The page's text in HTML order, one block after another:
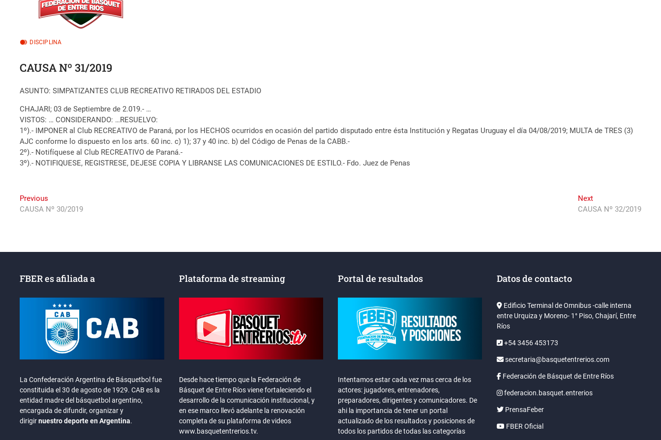
DISCIPLINA
CAUSA Nº 31/2019
ASUNTO: SIMPATIZANTES CLUB RECREATIVO RETIRADOS DEL ESTADIO
CHAJARI; 03 de Septiembre de 2.019.- …
VISTOS: … CONSIDERANDO: …RESUELVO:
1º).- IMPONER al Club RECREATIVO de Paraná, por los HECHOS ocurridos en ocasión del partido disputado entre ésta Institución y Regatas Uruguay el día 04/08/2019; MULTA de TRES (3)
AJC conforme lo dispuesto en los arts. 60 inc. c) 1); 37 y 40 inc. b) del Código de Penas de la CABB.-
2º).- Notifíquese al Club RECREATIVO de Paraná.-
3º).- NOTIFIQUESE, REGISTRESE, DEJESE COPIA Y LIBRANSE LAS COMUNICACIONES DE ESTILO.- Fdo. Juez de Penas
Navegación
de
Previous
post:
CAUSA Nº 30/2019
NextNext
post:
CAUSA Nº 32/2019
FBER es afiliada a
La Confederación Argentina de Básquetbol fue
constituida el 30 de agosto de 1929. CAB es la
entidad madre del básquetbol argentino,
encargada de difundir, organizar y
dirigirnuestro deporte en Argentina.
Plataforma de streaming
Desde hace tiempo que la Federación de
Básquet de Entre Ríos viene fortaleciendo el
desarrollo de la comunicación institucional, y
en ese marco llevó adelante la renovación
completa de su plataforma de videos
www.basquetentrerios.tv.
Portal de resultados
Intentamos estar cada vez mas cerca de los
actores: jugadores, entrenadores,
preparadores, dirigentes y comunicadores. De
ahi la importancia de tener un portal
actualizado de los resultados y posiciones de
todos los partidos de todas las categorías
Datos de contacto
Edificio Terminal de Omnibus -calle interna
entre Urquiza y Moreno- 1° Piso, Chajarí, Entre
Ríos
+54 3456 453173
secretaria@basquetentrerios.com
Federación de Básquet de Entre Ríos
federacion.basquet.entrerios
PrensaFeber
FBER Oficial